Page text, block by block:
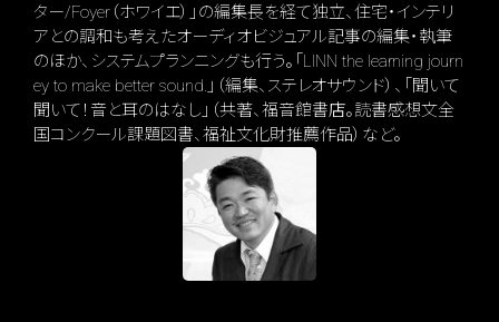
ター/Foyer（ホワイエ）」の編集長を経て独立、住宅・インテリ
アとの調和も考えたオーディオビジュアル記事の編集・執筆
のほか、システムプランニングも行う。「LINN the learning journ
ey to make better sound.」（編集、ステレオサウンド）、「聞いて
聞いて！音と耳のはなし」（共著、福音館書店。読書感想文全
国コンクール課題図書、福祉文化財推薦作品）など。